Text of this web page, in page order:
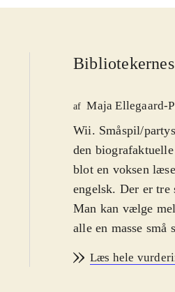
af Maja Ellegaard-
Wii. Småspil/
den
blot en voksen
engelsk. Der er
Man kan vælge
alle en masse
indbygget
Læs hele